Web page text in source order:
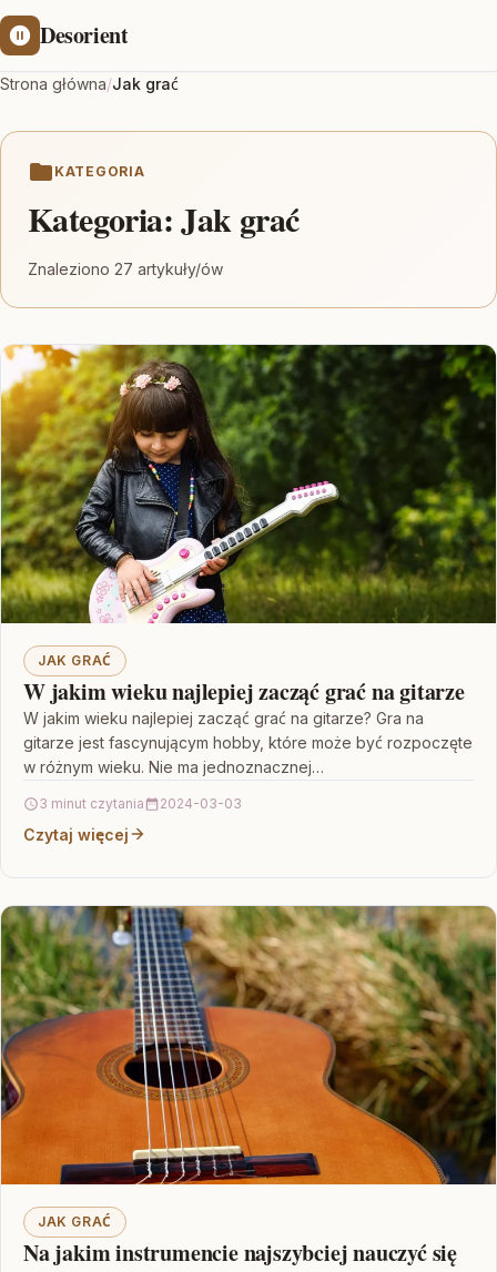
Desorient
Strona główna/Jak grać
KATEGORIA
Kategoria:Jak grać
Znaleziono 27 artykuły/ów
JAK GRAĆ
W jakim wieku najlepiej zacząć grać na gitarze
W jakim wieku najlepiej zacząć grać na gitarze? Gra na
gitarze jest fascynującym hobby, które może być rozpoczęte
w różnym wieku. Nie ma jednoznacznej…
3 minut czytania 2024-03-03
Czytaj więcej
JAK GRAĆ
Na jakim instrumencie najszybciej nauczyć się